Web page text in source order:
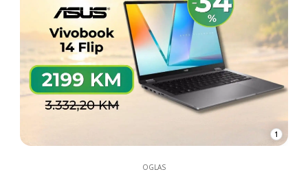
1
OGLAS